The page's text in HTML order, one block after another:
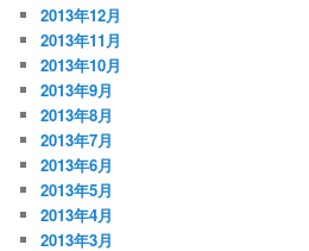
2013年12月
2013年11月
2013年10月
2013年9月
2013年8月
2013年7月
2013年6月
2013年5月
2013年4月
2013年3月